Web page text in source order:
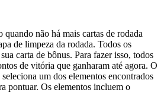
não há mais cartas de rodada
de limpeza da rodada. Todos os
carta de bônus. Para fazer isso, todos
de vitória que ganharam até agora. O
um dos elementos encontrados
pontuar. Os elementos incluem o